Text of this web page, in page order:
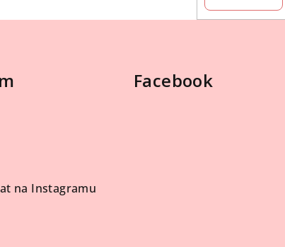
na Instagramu
Facebook